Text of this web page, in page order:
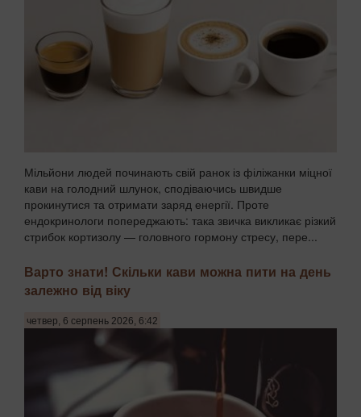
Мільйони людей починають свій ранок із філіжанки міцної
кави на голодний шлунок, сподіваючись швидше
прокинутися та отримати заряд енергії. Проте
ендокринологи попереджають: така звичка викликає різкий
стрибок кортизолу — головного гормону стресу, пере...
Варто знати! Скільки кави можна пити на день
залежно від віку
четвер, 6 серпень 2026, 6:42